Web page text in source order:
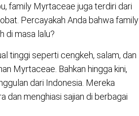
family Myrtaceae juga terdiri dari
Percayakah Anda bahwa family
di masa lalu?
tinggi seperti cengkeh, salam, dan
Myrtaceae. Bahkan hingga kini,
dari Indonesia. Mereka
dan menghiasi sajian di berbagai